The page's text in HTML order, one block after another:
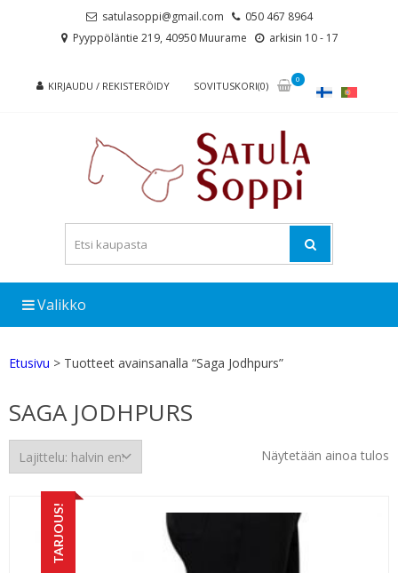
satulasoppi@gmail.com
050 467 8964
Pyyppöläntie 219, 40950 Muurame
arkisin 10 - 17
KIRJAUDU / REKISTERÖIDY SOVITUSKORI(0)
0
Valikko
Etusivu > Tuotteet avainsanalla “Saga Jodhpurs”
SAGA JODHPURS
Näytetään ainoa tulos
TARJOUS!